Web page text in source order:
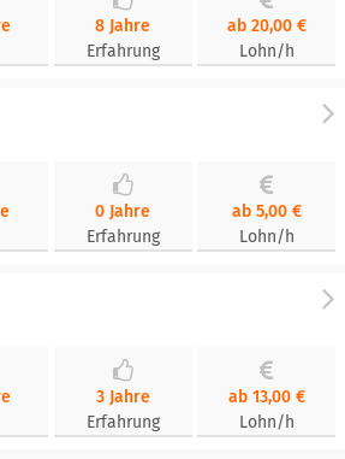
8 Jahre
Erfahrung
ab 20,00 €
Lohn/h
0 Jahre
Erfahrung
ab 5,00 €
Lohn/h
3 Jahre
Erfahrung
ab 13,00 €
Lohn/h